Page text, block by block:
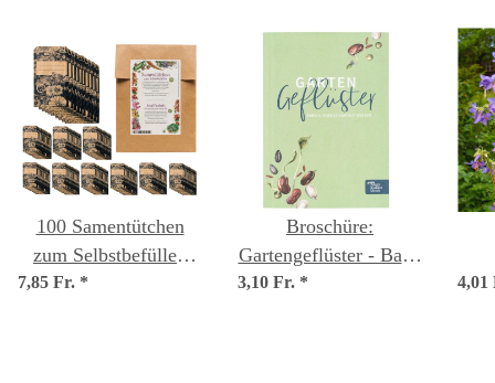
100 Samentütchen
zum Selbstbefüllen
und Beschriften für
7,85 Fr. *
Broschüre:
Gartengeflüster - Band
II: Eigenes Saatgut
3,10 Fr. *